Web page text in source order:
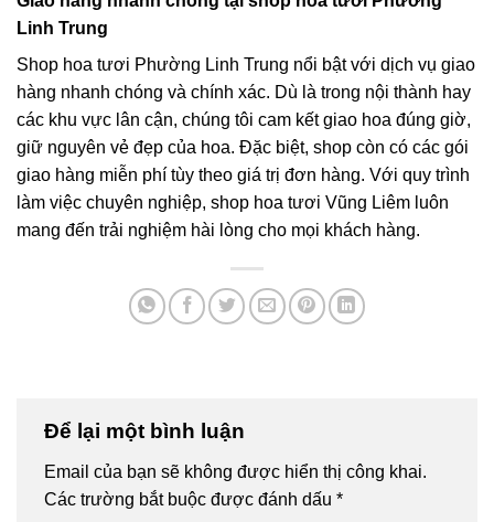
Linh Trung
Shop hoa tươi Phường Linh Trung nổi bật với dịch vụ giao
hàng nhanh chóng và chính xác. Dù là trong nội thành hay
các khu vực lân cận, chúng tôi cam kết giao hoa đúng giờ,
giữ nguyên vẻ đẹp của hoa. Đặc biệt, shop còn có các gói
giao hàng miễn phí tùy theo giá trị đơn hàng. Với quy trình
làm việc chuyên nghiệp, shop hoa tươi Vũng Liêm luôn
mang đến trải nghiệm hài lòng cho mọi khách hàng.
Để lại một bình luận
Email của bạn sẽ không được hiển thị công khai.
Các trường bắt buộc được đánh dấu *